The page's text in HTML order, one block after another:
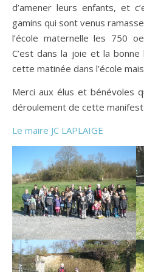
d’amener leurs enfants, et
gamins qui sont venus
l’école maternelle les 750
C’est dans la joie et la
cette matinée dans l’école
Merci aux élus et bénévoles
déroulement de cette
Le maire JC LAPLAIGE